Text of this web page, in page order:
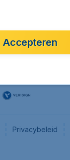
Privacybeleid
Accepteren